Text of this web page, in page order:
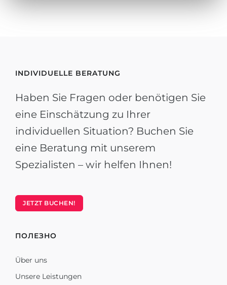
INDIVIDUELLE BERATUNG
Haben Sie Fragen oder benötigen Sie
eine Einschätzung zu Ihrer
individuellen Situation? Buchen Sie
eine Beratung mit unserem
Spezialisten – wir helfen Ihnen!
JETZT BUCHEN!
ПОЛЕЗНО
Über uns
Unsere Leistungen